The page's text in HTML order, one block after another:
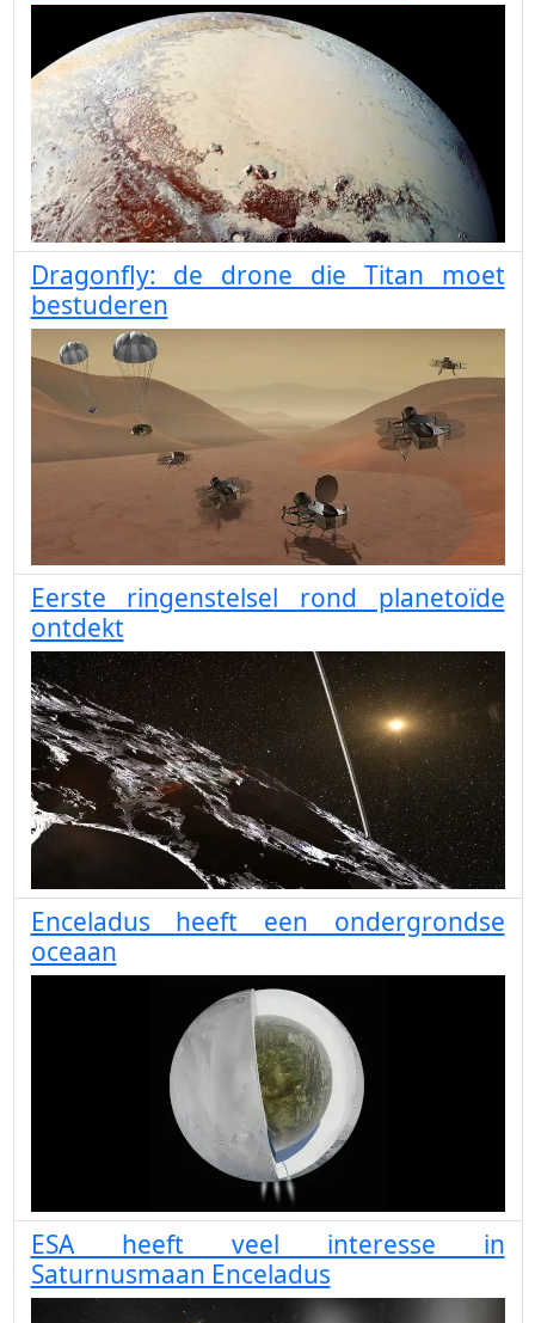
Dragonfly: de drone die Titan moet
bestuderen
Eerste ringenstelsel rond planetoïde
ontdekt
Enceladus heeft een ondergrondse
oceaan
ESA heeft veel interesse in
Saturnusmaan Enceladus